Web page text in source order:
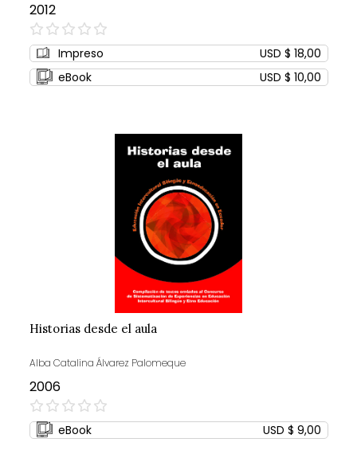
2012
0%
Impreso
USD $ 18,00
eBook
USD $ 10,00
Historias desde el aula
Alba Catalina Álvarez Palomeque
2006
0%
eBook USD $ 9,00